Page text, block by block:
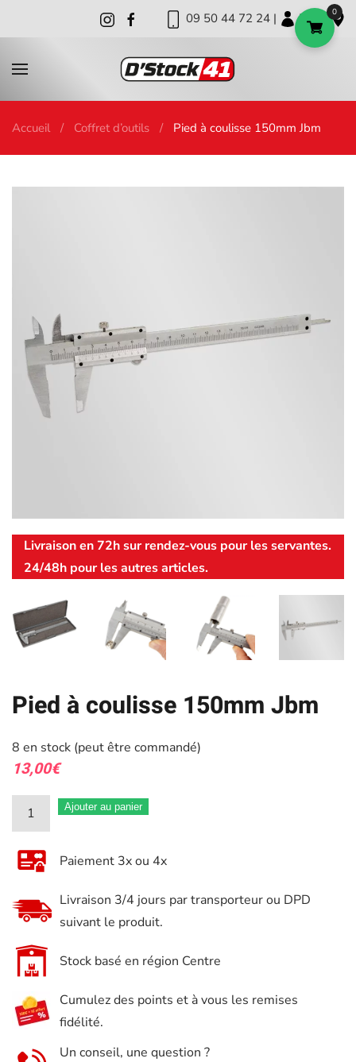
09 50 44 72 24 | | |
Accueil Coffret d’outils Pied à coulisse 150mm Jbm
Livraison en 72h sur rendez-vous pour les servantes.
24/48h pour les autres articles.
Pied à coulisse 150mm Jbm
8 en stock (peut être commandé)
13,00€
quantité
de
Pied
150mm
Ajouter au panier
Paiement 3x ou 4x
Livraison 3/4 jours par transporteur ou DPD
suivant le produit.
Stock basé en région Centre
Cumulez des points et à vous les remises
fidélité.
Un conseil, une question ?
0